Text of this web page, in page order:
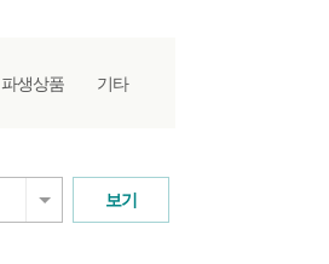
파생상품 기타